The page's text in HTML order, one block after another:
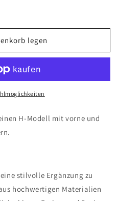
legen
H-Modell mit vorne und
stilvolle Ergänzung zu
hochwertigen Materialien